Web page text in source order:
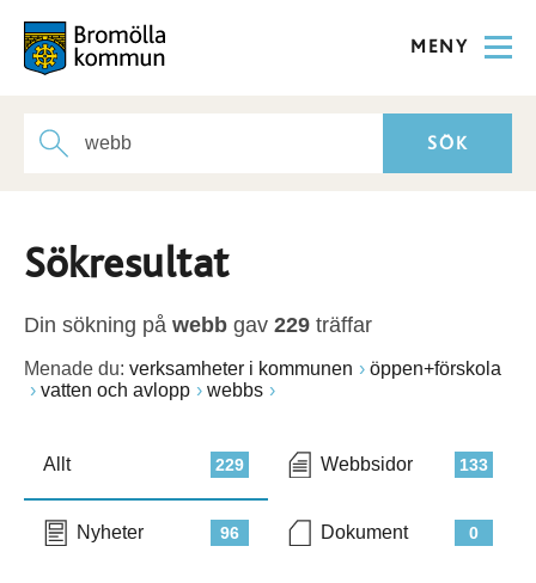
MENY
Sökresultat
Din sökning på webb gav 229 träffar
Menade du: verksamheter i kommunen
öppen+förskola
vatten och avlopp
webbs
229
Allt 133
Webbsidor
96
Nyheter 0
Dokument